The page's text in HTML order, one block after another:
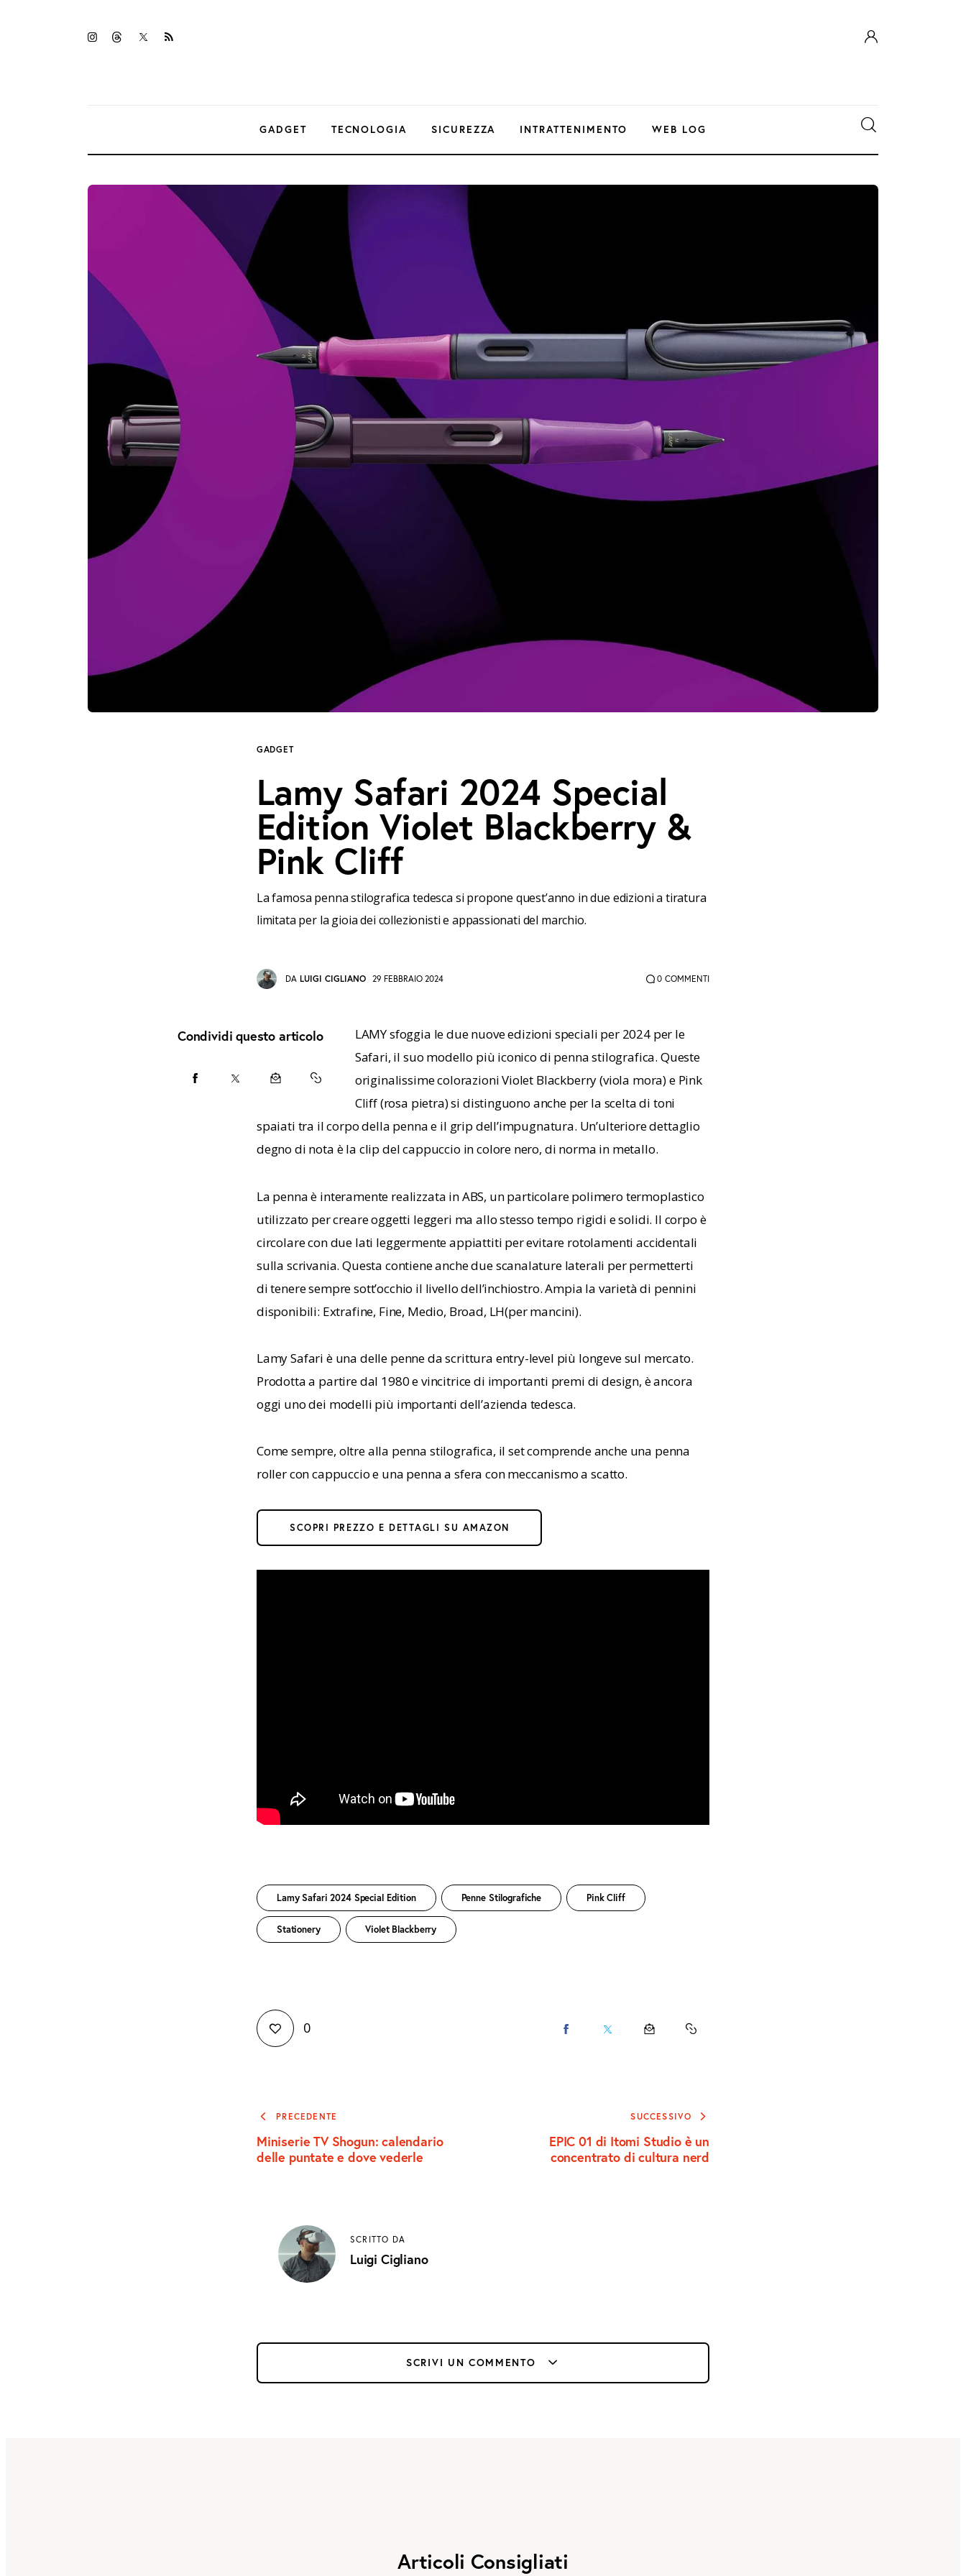
instagramm
threadstwitter-
rss
GADGET TECNOLOGIA SICUREZZA INTRATTENIMENTO WEB LOG
GADGET
Lamy Safari 2024 Special
Edition Violet Blackberry &
Pink Cliff
La famosa penna stilografica tedesca si propone quest’anno in due edizioni a tiratura
limitata per la gioia dei collezionisti e appassionati del marchio.
DA LUIGI CIGLIANO 29 FEBBRAIO 2024 0 COMMENTI
Condividi questo articolo
CONDIVIDICONDIVIDICONDIVIDI
EMAIL
COPY
TO
LAMY sfoggia le due nuove edizioni speciali per 2024 per le
Safari, il suo modello più iconico di penna stilografica. Queste
originalissime colorazioni Violet Blackberry (viola mora) e Pink
Cliff (rosa pietra) si distinguono anche per la scelta di toni
spaiati tra il corpo della penna e il grip dell’impugnatura. Un’ulteriore dettaglio
degno di nota è la clip del cappuccio in colore nero, di norma in metallo.
La penna è interamente realizzata in ABS, un particolare polimero termoplastico
utilizzato per creare oggetti leggeri ma allo stesso tempo rigidi e solidi. Il corpo è
circolare con due lati leggermente appiattiti per evitare rotolamenti accidentali
sulla scrivania. Questa contiene anche due scanalature laterali per permetterti
di tenere sempre sott’occhio il livello dell’inchiostro. Ampia la varietà di pennini
disponibili: Extrafine, Fine, Medio, Broad, LH(per mancini).
Lamy Safari è una delle penne da scrittura entry-level più longeve sul mercato.
Prodotta a partire dal 1980 e vincitrice di importanti premi di design, è ancora
oggi uno dei modelli più importanti dell’azienda tedesca.
Come sempre, oltre alla penna stilografica, il set comprende anche una penna
roller con cappuccio e una penna a sfera con meccanismo a scatto.
SCOPRI PREZZO E DETTAGLI SU AMAZON
Lamy Safari 2024 Special Edition Penne Stilografiche Pink Cliff
Stationery Violet Blackberry
0 CONDIVIDICONDIVIDICONDIVIDICOPY
CLIPBOARD
Navigazione
articoli
PRECEDENTE
Miniserie TV Shogun: calendario
delle puntate e dove vederle
SUCCESSIVO
EPIC 01 di Itomi Studio è un
concentrato di cultura nerd
SCRITTO DA
Luigi Cigliano
SCRIVI UN COMMENTO
Articoli Consigliati